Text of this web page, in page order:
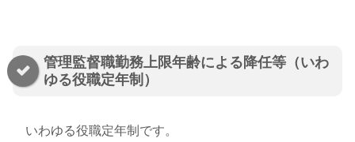
管理監督職勤務上限年齢による降任等（いわ
ゆる役職定年制）
いわゆる役職定年制です。